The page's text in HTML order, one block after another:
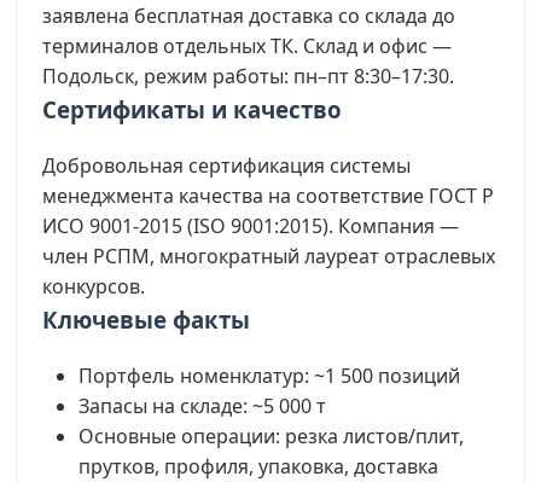
заявлена бесплатная доставка со склада до
терминалов отдельных ТК. Склад и офис —
Подольск, режим работы: пн–пт 8:30–17:30.
Сертификаты и качество
Добровольная сертификация системы
менеджмента качества на соответствие ГОСТ Р
ИСО 9001-2015 (ISO 9001:2015). Компания —
член РСПМ, многократный лауреат отраслевых
конкурсов.
Ключевые факты
Портфель номенклатур: ~1 500 позиций
Запасы на складе: ~5 000 т
Основные операции: резка листов/плит,
прутков, профиля, упаковка, доставка